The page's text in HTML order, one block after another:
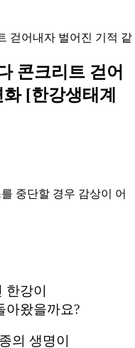
콘크리트 걷어
[한강생태계
중단할 경우 감상이 어
한강이
아왔을까요?
의 생명이